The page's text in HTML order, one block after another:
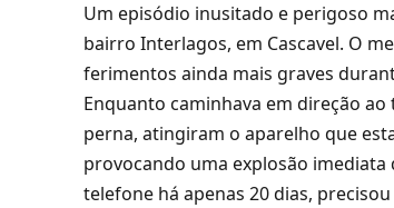
Um episódio inusitado e perigoso
bairro Interlagos, em Cascavel. O
ferimentos ainda mais graves
Enquanto caminhava em direção ao
perna, atingiram o aparelho que
provocando uma explosão
telefone há apenas 20 dias,